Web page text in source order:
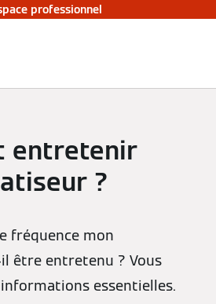
professionnel
entretenir
?
fréquence mon
être entretenu ? Vous
essentielles.